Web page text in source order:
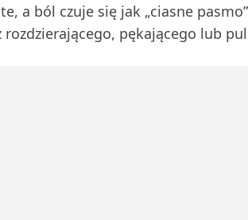
a ból czuje się jak „ciasne
rozdzierającego, pękającego lub